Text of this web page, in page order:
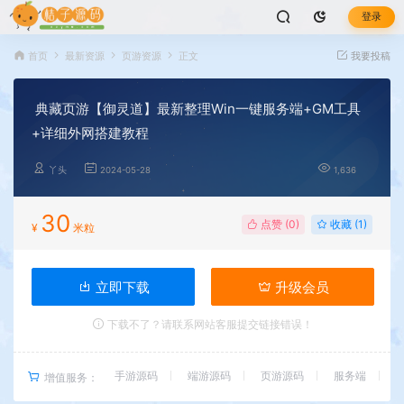
登录
首页 最新资源 页游资源 正文 我要投稿
典藏页游【御灵道】最新整理Win一键服务端+GM工具
+详细外网搭建教程
丫头 2024-05-28 1,636
¥ 30 米粒 点赞 (0) 收藏 (1)
立即下载 升级会员
下载不了？请联系网站客服提交链接错误！
增值服务： 手游源码 端游源码 页游源码 服务端